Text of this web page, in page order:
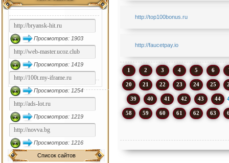
Просмотров: 1903
Просмотров: 1419
Просмотров: 1254
Просмотров: 1219
Просмотров: 1216
Список сайтов
http://top100bonus.ru
http://faucetpay.io
1 2 3 4 5 6
20 21 22 23 24 25
39 40 41 42 43 44
58 59 60 61 62 63